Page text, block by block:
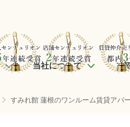
当社について ご
すみれ館 蓮根のワンルーム賃貸アパ